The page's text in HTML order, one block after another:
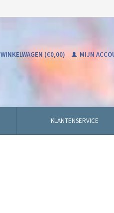
WINKELWAGEN (€0,00) MIJN
KLANTENSERVICE